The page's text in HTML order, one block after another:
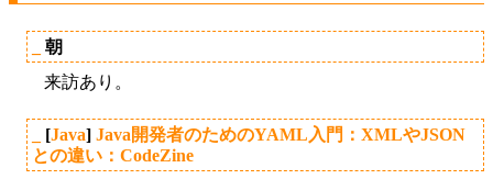
朝
来訪あり。
[Java] Java開発者のためのYAML入門：XMLやJSON
との違い：CodeZine